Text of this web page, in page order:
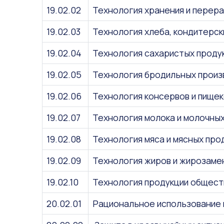
19.02.02
Технология хранения и
19.02.03
Технология хлеба,
19.02.04
Технология сахаристых
19.02.05
Технология бродильных
19.02.06
Технология консервов и
19.02.07
Технология молока и
19.02.08
Технология мяса и мясных
19.02.09
Технология жиров и
19.02.10
Технология продукции
20.02.01
Рациональное